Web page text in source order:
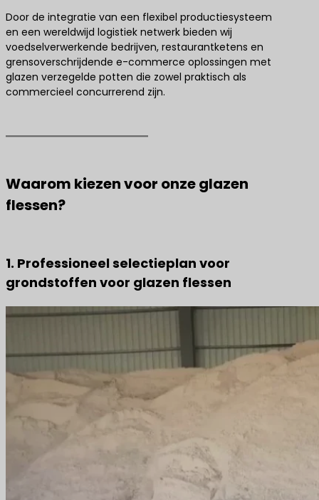
Door de integratie van een flexibel productiesysteem
en een wereldwijd logistiek netwerk bieden wij
voedselverwerkende bedrijven, restaurantketens en
grensoverschrijdende e-commerce oplossingen met
glazen verzegelde potten die zowel praktisch als
commercieel concurrerend zijn.
Waarom kiezen voor onze glazen
flessen?
1. Professioneel selectieplan voor
grondstoffen voor glazen flessen